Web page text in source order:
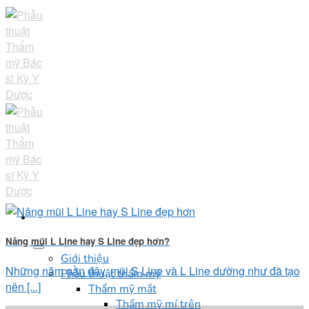
Skip
to
content
Giới thiệu
Phẫu thuật thẩm mỹ
Thẩm mỹ mắt
Thẩm mỹ mí trên
Nâng mũi L Line hay S Line đẹp hơn?
Những năm gần đây, mũi S Line và L Line dường như đã tạo
nên [...]